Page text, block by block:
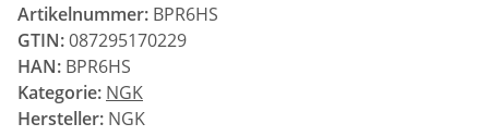
Artikelnummer: BPR6HS
GTIN:087295170229
HAN: BPR6HS
Kategorie: NGK
Hersteller: NGK